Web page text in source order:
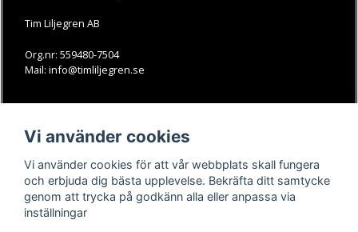
Tim Liljegren AB
Org.nr: 559480-7504
Mail: info@timliljegren.se
Köpvillkor
Kontakt
Youtube-videos
Instagram
Youtube
TikTok
Vi använder cookies
Vi använder cookies för att vår webbplats skall fungera
och erbjuda dig bästa upplevelse. Bekräfta ditt samtycke
genom att trycka på godkänn alla eller anpassa via
inställningar